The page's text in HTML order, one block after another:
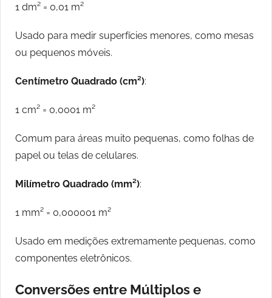
1 dm² = 0,01 m²
Usado para medir superfícies menores, como mesas
ou pequenos móveis.
Centímetro Quadrado (cm²):
1 cm² = 0,0001 m²
Comum para áreas muito pequenas, como folhas de
papel ou telas de celulares.
Milímetro Quadrado (mm²):
1 mm² = 0,000001 m²
Usado em medições extremamente pequenas, como
componentes eletrônicos.
Conversões entre Múltiplos e